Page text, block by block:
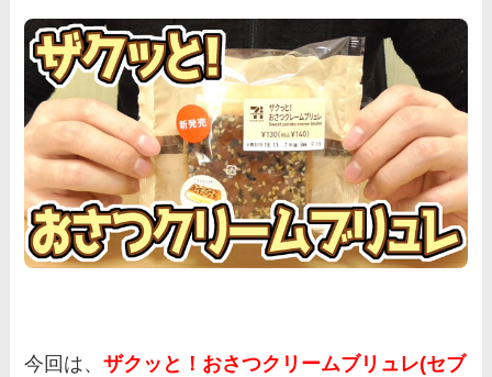
今回は、ザクッと！おさつクリームブリュレ(セブ